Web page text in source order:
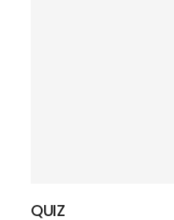
QUIZ